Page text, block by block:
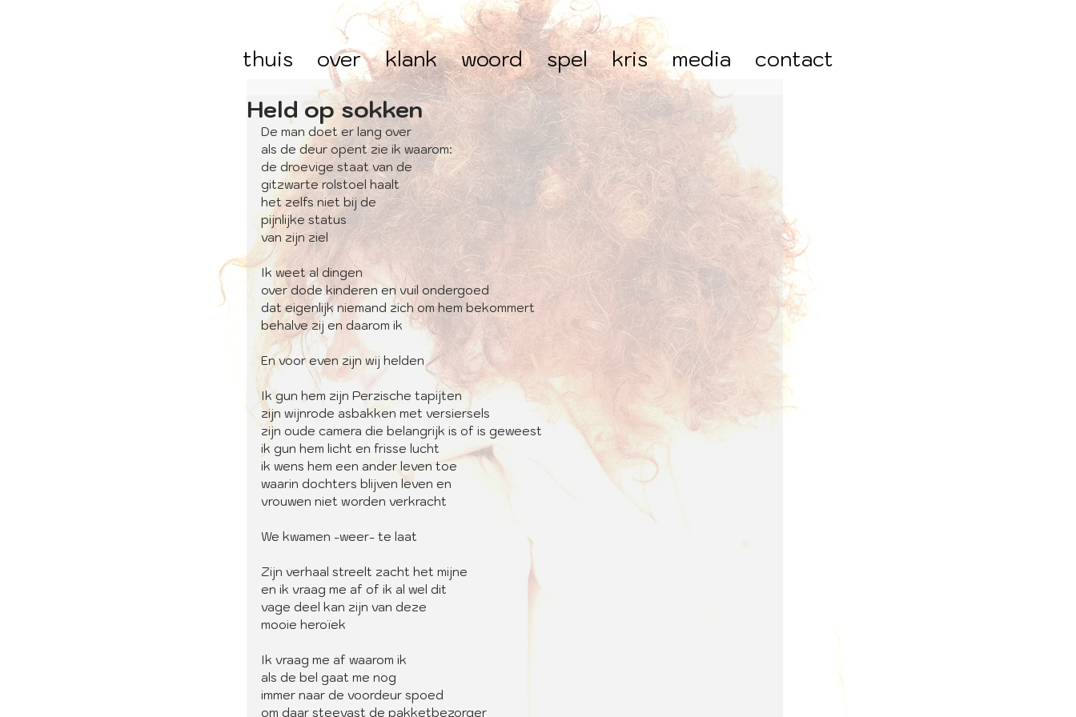
thuis over klank woord spel kris media contact
Held op sokken
De man doet er lang over
als de deur opent zie ik waarom:
de droevige staat van de
gitzwarte rolstoel haalt
het zelfs niet bij de
pijnlijke status
van zijn ziel
Ik weet al dingen
over dode kinderen en vuil ondergoed
dat eigenlijk niemand zich om hem bekommert
behalve zij en daarom ik
En voor even zijn wij helden
Ik gun hem zijn Perzische tapijten
zijn wijnrode asbakken met versiersels
zijn oude camera die belangrijk is of is geweest
ik gun hem licht en frisse lucht
ik wens hem een ander leven toe
waarin dochters blijven leven en
vrouwen niet worden verkracht
We kwamen -weer- te laat
Zijn verhaal streelt zacht het mijne
en ik vraag me af of ik al wel dit
vage deel kan zijn van deze
mooie heroïek
Ik vraag me af waarom ik
als de bel gaat me nog
immer naar de voordeur spoed
om daar steevast de pakketbezorger